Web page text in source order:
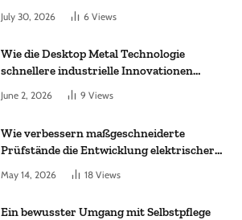
July 30, 2026 6 Views
Wie die Desktop Metal Technologie
schnellere industrielle Innovationen
June 2, 2026 9 Views
Wie verbessern maßgeschneiderte
Prüfstände die Entwicklung elektrischer
May 14, 2026 18 Views
Ein bewusster Umgang mit Selbstpflege